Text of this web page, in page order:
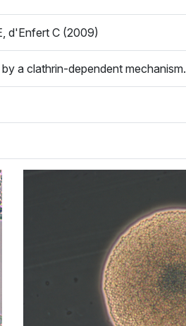
d'Enfert C (2009)
a clathrin-dependent mechanism.